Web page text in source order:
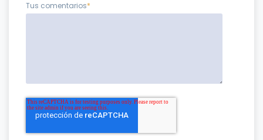
Tus comentarios*